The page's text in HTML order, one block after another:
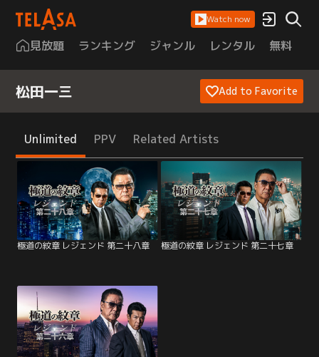
Watch now
見放題 ランキング ジャンル レンタル 無料
松田一三 Add to Favorite
Unlimited PPV Related Artists
極道の紋章 レジェンド 第二十八章 極道の紋章 レジェンド 第二十七章